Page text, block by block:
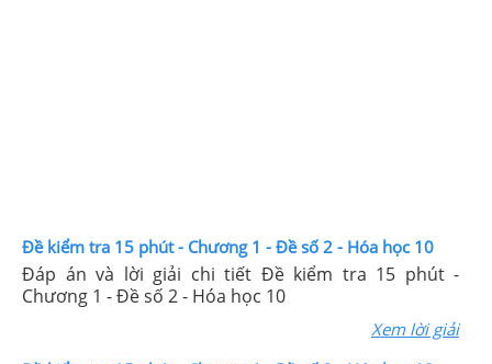
Đề kiểm tra 15 phút - Chương 1 - Đề số 2 - Hóa học 10
Đáp án và lời giải chi tiết Đề kiểm tra 15 phút -
Chương 1 - Đề số 2 - Hóa học 10
Xem lời giải